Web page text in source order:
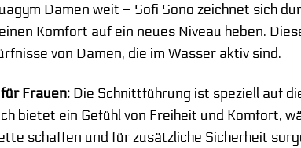
Damen weit – Sofi Sono zeichnet sich
Komfort auf ein neues Niveau heben.
von Damen, die im Wasser aktiv sind.
Frauen: Die Schnittführung ist speziell auf
bietet ein Gefühl von Freiheit und Komfort,
schaffen und für zusätzliche Sicherheit